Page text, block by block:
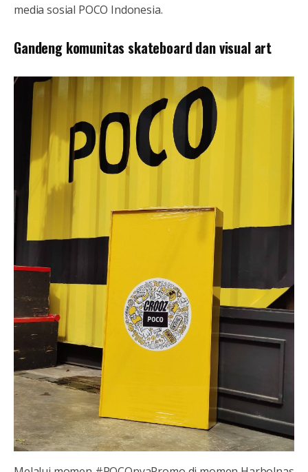
media sosial POCO Indonesia.
Gandeng komunitas skateboard dan visual art